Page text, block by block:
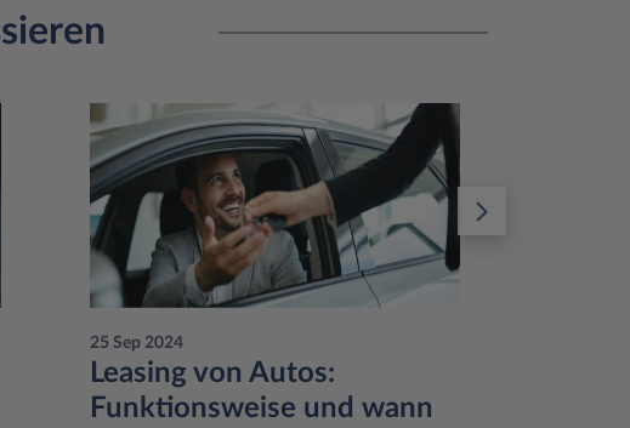
25 Sep 2024
Leasing von Autos:
Funktionsweise und wann